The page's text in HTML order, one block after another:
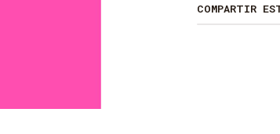
académicos y
que moldean
COMPARTIR